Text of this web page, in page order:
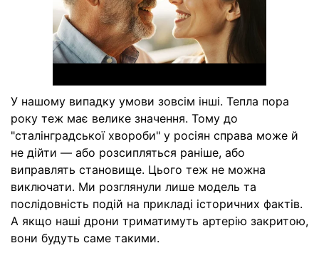
У нашому випадку умови зовсім інші. Тепла пора
року теж має велике значення. Тому до
"сталінградської хвороби" у росіян справа може й
не дійти — або розсипляться раніше, або
виправлять становище. Цього теж не можна
виключати. Ми розглянули лише модель та
послідовність подій на прикладі історичних фактів.
А якщо наші дрони триматимуть артерію закритою,
вони будуть саме такими.